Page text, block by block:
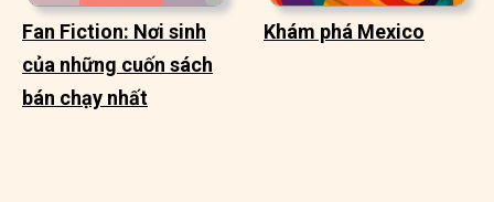
Fan Fiction: Nơi sinh
của những cuốn sách
bán chạy nhất
Khám phá Mexico